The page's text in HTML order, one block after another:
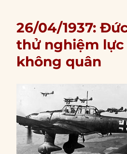
26/04/1937:
thử nghiệm lực
không quân